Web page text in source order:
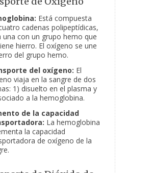
Está compuesta
cadenas polipeptídicas,
una con un grupo hemo que
hierro. El oxígeno se une
del grupo hemo.
del oxígeno: El
viaja en la sangre de dos
1) disuelto en el plasma y
a la hemoglobina.
de la capacidad
La hemoglobina
la capacidad
de oxígeno de la